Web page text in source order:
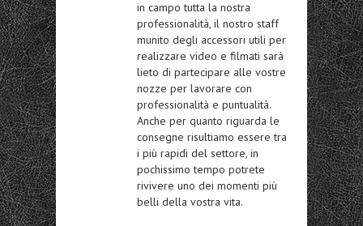
in campo tutta la nostra
professionalità, il nostro staff
munito degli accessori utili per
realizzare video e filmati sarà
lieto di partecipare alle vostre
nozze per lavorare con
professionalità e puntualità.
Anche per quanto riguarda le
consegne risultiamo essere tra
i più rapidi del settore, in
pochissimo tempo potrete
rivivere uno dei momenti più
belli della vostra vita.